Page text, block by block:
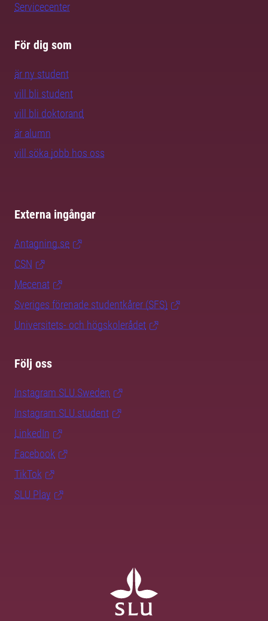
Servicecenter
För dig som
är ny student
vill bli student
vill bli doktorand
är alumn
vill söka jobb hos oss
Externa ingångar
Antagning.se
CSN
Mecenat
Sveriges förenade studentkårer (SFS)
Universitets- och högskolerådet
Följ oss
Instagram SLU.Sweden
Instagram SLU.student
LinkedIn
Facebook
TikTok
SLU Play